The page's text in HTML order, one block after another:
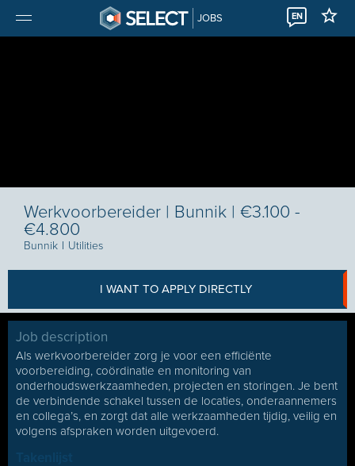
JOBS EN
Werkvoorbereider | Bunnik | €3.100 -
€4.800
Bunnik I Utilities
I WANT TO APPLY DIRECTLY
Job description
Als werkvoorbereider zorg je voor een efficiënte
voorbereiding, coördinatie en monitoring van
onderhoudswerkzaamheden, projecten en storingen. Je bent
de verbindende schakel tussen de locaties, onderaannemers
en collega’s, en zorgt dat alle werkzaamheden tijdig, veilig en
volgens afspraken worden uitgevoerd.